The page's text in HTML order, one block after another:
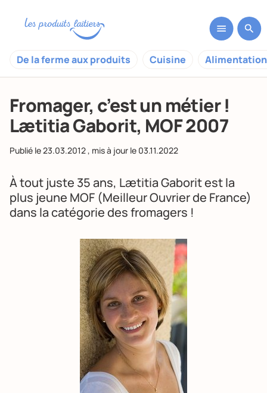
De la ferme aux produits Cuisine
Fromager, c’est un métier !
Lætitia Gaborit, MOF 2007
Publié le23.03.2012, mis à jour le 03.11.2022
À tout juste 35 ans, Lætitia Gaborit est la
plus jeune MOF (Meilleur Ouvrier de France)
dans la catégorie des fromagers !